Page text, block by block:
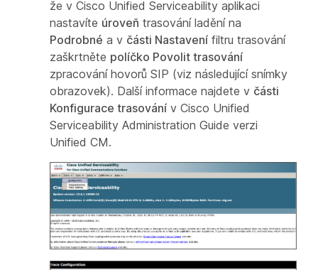
že v Cisco Unified Serviceability aplikaci
nastavíte úroveň trasování ladění na
Podrobné a v části Nastavení filtru trasování
zaškrtněte políčko Povolit trasování
zpracování hovorů SIP (viz následující snímky
obrazovek). Další informace najdete v části
Konfigurace trasování v Cisco Unified
Serviceability Administration Guide verzi
Unified CM.